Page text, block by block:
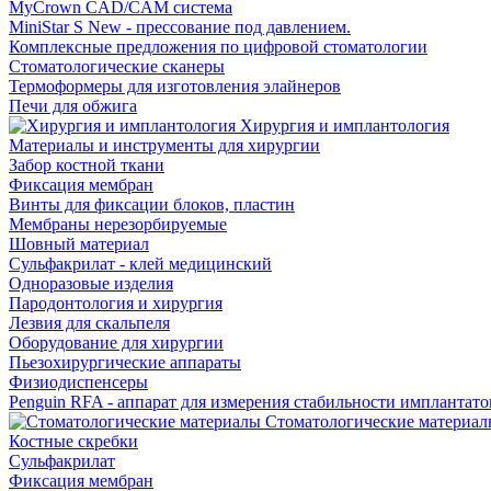
MyCrown CAD/CAM система
MiniStar S New - прессование под давлением.
Комплексные предложения по цифровой стоматологии
Стоматологические сканеры
Термоформеры для изготовления элайнеров
Печи для обжига
Хирургия и имплантология
Материалы и инструменты для хирургии
Забор костной ткани
Фиксация мембран
Винты для фиксации блоков, пластин
Мембраны нерезорбируемые
Шовный материал
Сульфакрилат - клей медицинский
Одноразовые изделия
Пародонтология и хирургия
Лезвия для скальпеля
Оборудование для хирургии
Пьезохирургические аппараты
Физиодиспенсеры
Penguin RFA - аппарат для измерения стабильности
Стоматологические
Костные скребки
Сульфакрилат
Фиксация мембран